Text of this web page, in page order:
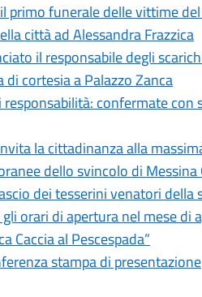
primo funerale delle vittime
città ad Alessandra Frazzica
il responsabile degli
cortesia a Palazzo Zanca
confermate con
la cittadinanza alla
dello svincolo di Messina
dei tesserini venatori
orari di apertura nel mese di
Caccia al Pescespada”
stampa di presentazione